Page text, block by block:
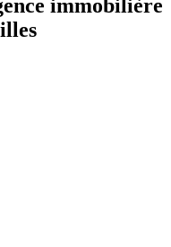
immobilière